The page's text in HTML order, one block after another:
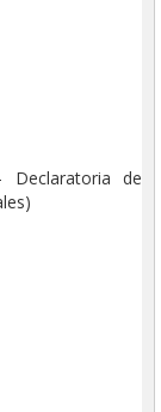
Declaratoria de